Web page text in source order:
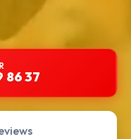
86 37